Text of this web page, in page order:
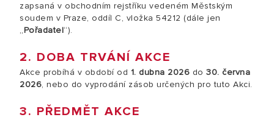
zapsaná v obchodním rejstříku vedeném Městským
soudem v Praze, oddíl C, vložka 54212 (dále jen
„Pořadatel“).
2. DOBA TRVÁNÍ AKCE
Akce probíhá v období od 1. dubna 2026 do 30. června
2026, nebo do vyprodání zásob určených pro tuto Akci.
3. PŘEDMĚT AKCE